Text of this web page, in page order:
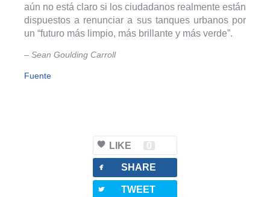
aún no está claro si los ciudadanos realmente están
dispuestos a renunciar a sus tanques urbanos por
un “futuro más limpio, más brillante y más verde”.
– Sean Goulding Carroll
Fuente
LIKE 0
facebook SHARE
twitterbird TWEET